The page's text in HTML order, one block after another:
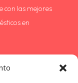
con las mejores
en
con